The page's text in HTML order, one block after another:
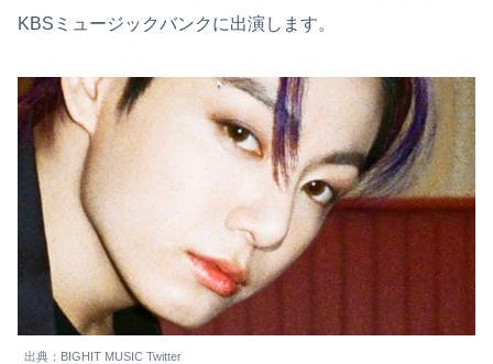
KBSミュージックバンクに出演します。
出典：BIGHIT MUSIC Twitter